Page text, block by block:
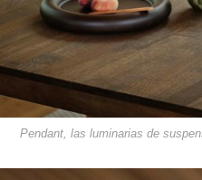
Pendant, las luminarias de